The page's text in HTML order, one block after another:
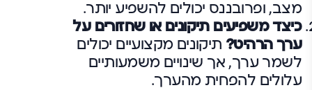
מצב, ופרובננס יכולים להשפיע יותר.
כיצד משפיעים תיקונים או שחזורים על
ערך הרהיט? תיקונים מקצועיים יכולים
לשמר ערך, אך שינויים משמעותיים
עלולים להפחית מהערך.